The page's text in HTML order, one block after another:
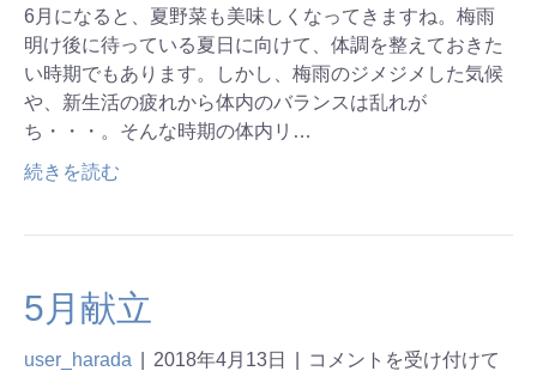
6月になると、夏野菜も美味しくなってきますね。梅雨
明け後に待っている夏日に向けて、体調を整えておきた
い時期でもあります。しかし、梅雨のジメジメした気候
や、新生活の疲れから体内のバランスは乱れが
ち・・・。そんな時期の体内リ…
続きを読む
5月献立
user_harada 2018年4月13日
コメントを受け付けて